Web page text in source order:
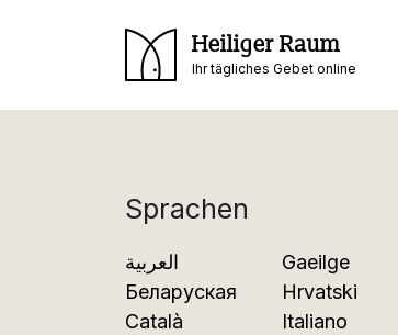
Heiliger Raum
Ihr tägliches Gebet online
Sprachen
العربية
Беларуская
Català
Gaeilge
Hrvatski
Italiano